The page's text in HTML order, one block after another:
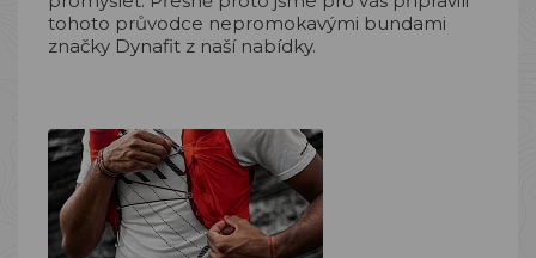
tohoto průvodce nepromokavými bundami
značky Dynafit z naší nabídky.